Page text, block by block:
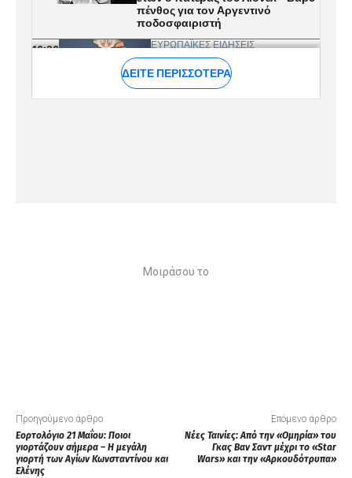
Μοιράσου το
Προηγούμενο άρθρο
Εορτολόγιο 21 Μαΐου: Ποιοι
γιορτάζουν σήμερα – Η μεγάλη
γιορτή των Αγίων Κωνσταντίνου και
Ελένης
Επόμενο άρθρο
Νέες Ταινίες: Από την «Ομηρία» του
Γκας Βαν Σαντ μέχρι το «Star
Wars» και την «Αρκουδότρυπα»